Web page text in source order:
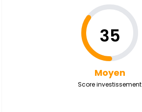
35
Moyen
Score investissement